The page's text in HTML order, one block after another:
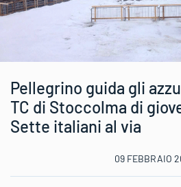
Pellegrino guida gli
TC di Stoccolma di
Sette italiani al via
09 FEBBRAIO